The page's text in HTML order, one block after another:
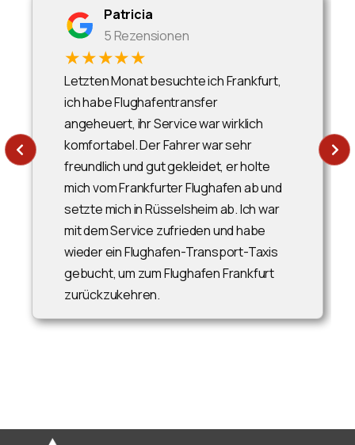
Patricia
5 Rezensionen
★★★★★
Letzten Monat besuchte ich Frankfurt,
ich habe Flughafentransfer
angeheuert, ihr Service war wirklich
komfortabel. Der Fahrer war sehr
freundlich und gut gekleidet, er holte
mich vom Frankfurter Flughafen ab und
setzte mich in Rüsselsheim ab. Ich war
mit dem Service zufrieden und habe
wieder ein Flughafen-Transport-Taxis
gebucht, um zum Flughafen Frankfurt
zurückzukehren.